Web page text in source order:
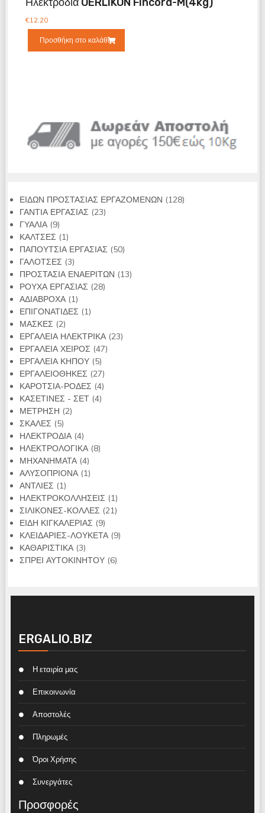
€12.20
Προσθήκη στο καλάθι
ΕΙΔΩΝ ΠΡΟΣΤΑΣΙΑΣ ΕΡΓΑΖΟΜΕΝΩΝ 128128
ΓΑΝΤΙΑ ΕΡΓΑΣΙΑΣ 2323
ΓΥΑΛΙΑ 99
προϊόντα
ΚΑΛΤΣΕΣ 11
προϊόν
ΠΑΠΟΥΤΣΙΑ ΕΡΓΑΣΙΑΣ 5050
ΓΑΛΟΤΣΕΣ 33
προϊόντα
ΠΡΟΣΤΑΣΙΑ ΕΝΑΕΡΙΤΩΝ 1313
ΡΟΥΧΑ ΕΡΓΑΣΙΑΣ 2828
ΑΔΙΑΒΡΟΧΑ 11
προϊόν
ΕΠΙΓΟΝΑΤΙΔΕΣ 11
ΜΑΣΚΕΣ 22
προϊόντα
ΕΡΓΑΛΕΙΑ ΗΛΕΚΤΡΙΚΑ 2323
ΕΡΓΑΛΕΙΑ ΧΕΙΡΟΣ 4747
ΕΡΓΑΛΕΙΑ ΚΗΠΟΥ 55
προϊόντα
ΕΡΓΑΛΕΙΟΘΗΚΕΣ 2727
προϊόντα
ΚΑΡΟΤΣΙΑ-ΡΟΔΕΣ 44
ΚΑΣΕΤΙΝΕΣ - ΣΕΤ 44
ΜΕΤΡΗΣΗ 22
ΣΚΑΛΕΣ 55
προϊόντα
ΗΛΕΚΤΡΟΔΙΑ 44
προϊόντα
ΗΛΕΚΤΡΟΛΟΓΙΚΑ 88
ΜΗΧΑΝΗΜΑΤΑ 44
προϊόντα
ΑΛΥΣΟΠΡΙΟΝΑ 11
ΑΝΤΛΙΕΣ 11
προϊόν
ΗΛΕΚΤΡΟΚΟΛΛΗΣΕΙΣ 11
προϊόν
ΣΙΛΙΚΟΝΕΣ-ΚΟΛΛΕΣ 2121
ΕΙΔΗ ΚΙΓΚΑΛΕΡΙΑΣ 99
προϊόντα
ΚΛΕΙΔΑΡΙΕΣ-ΛΟΥΚΕΤΑ 99
ΚΑΘΑΡΙΣΤΙΚΑ 33
προϊόντα
ΣΠΡΕΙ ΑΥΤΟΚΙΝΗΤΟΥ 66
ERGALIO.BIZ
Η εταιρία μας
Επικοινωνία
Αποστολές
Πληρωμές
Όροι Χρήσης
Συνεργάτες
Προσφορές